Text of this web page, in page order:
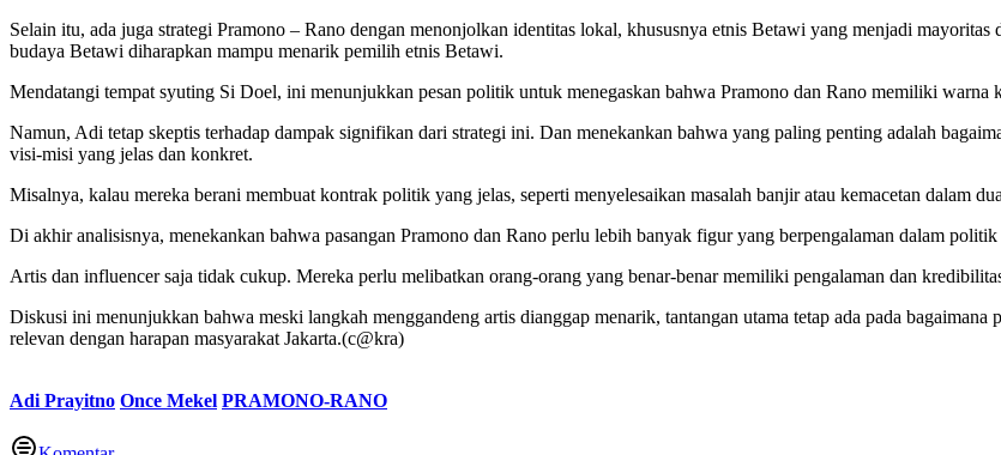
Selain itu, ada juga strategi Pramono – Rano dengan menonjolkan identitas lokal, khususnya etnis Betawi yang menjadi
budaya Betawi diharapkan mampu menarik pemilih etnis Betawi.
Mendatangi tempat syuting Si Doel, ini menunjukkan pesan politik untuk menegaskan bahwa Pramono dan Rano memiliki warna
Namun, Adi tetap skeptis terhadap dampak signifikan dari strategi ini. Dan menekankan bahwa yang paling penting adalah
visi-misi yang jelas dan konkret.
Misalnya, kalau mereka berani membuat kontrak politik yang jelas, seperti menyelesaikan masalah banjir atau kemacetan dalam
Di akhir analisisnya, menekankan bahwa pasangan Pramono dan Rano perlu lebih banyak figur yang berpengalaman dalam
Artis dan influencer saja tidak cukup. Mereka perlu melibatkan orang-orang yang benar-benar memiliki pengalaman dan
Diskusi ini menunjukkan bahwa meski langkah menggandeng artis dianggap menarik, tantangan utama tetap ada pada
relevan dengan harapan masyarakat Jakarta.(c@kra)
Adi Prayitno Once Mekel PRAMONO-RANO